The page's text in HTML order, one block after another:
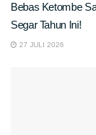
Bebas Ketombe
Segar Tahun Ini!
27 JULI 2026